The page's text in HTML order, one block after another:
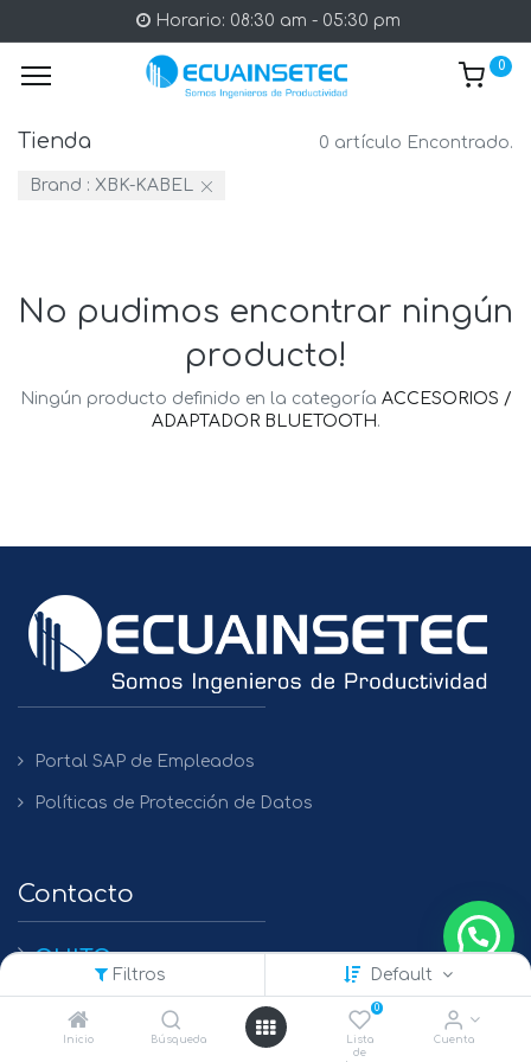
Filtros Default
Inicio Búsqueda
0
Lista
de
Cuenta
Horario: 08:30 am - 05:30 pm
0
Tienda 0 artículo Encontrado.
Brand : XBK-KABEL
No pudimos encontrar ningún
producto!
Ningún producto definido en la categoría ACCESORIOS /
ADAPTADOR BLUETOOTH.
Portal SAP de Empleados
Políticas de Protección de Datos
Contacto
QUITO
+(593) 2 450475 / 2269 148 / 2261 979
GUAYAQUIL